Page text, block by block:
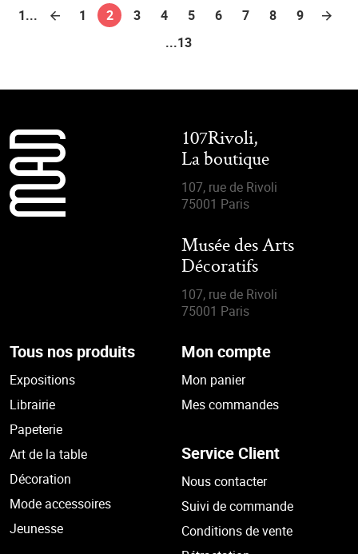
1... 1 2 3 4 5 6 7 8
9
...13
107Rivoli,
La boutique
107, rue de Rivoli
75001 Paris
Musée des Arts
Décoratifs
107, rue de Rivoli
75001 Paris
Tous nos produits
Expositions
Librairie
Papeterie
Art de la table
Décoration
Mode accessoires
Jeunesse
Mon compte
Mon panier
Mes commandes
Service Client
Nous contacter
Suivi de commande
Conditions de vente